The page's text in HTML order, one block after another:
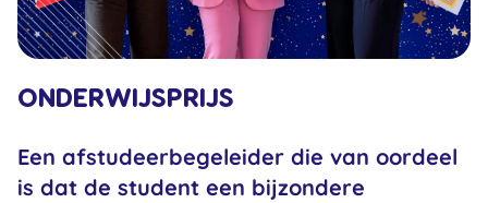
ONDERWIJSPRIJS
Een afstudeerbegeleider die van oordeel
is dat de student een bijzondere